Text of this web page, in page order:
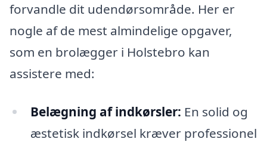
forvandle dit udendørsområde. Her er
nogle af de mest almindelige opgaver,
som en brolægger i Holstebro kan
assistere med:
Belægning af indkørsler: En solid og
æstetisk indkørsel kræver professionel